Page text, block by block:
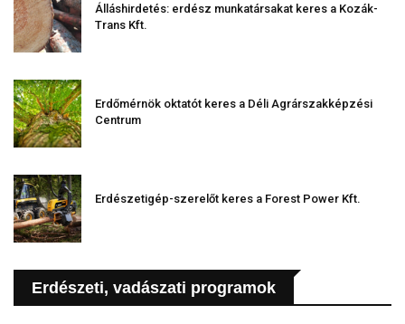
Álláshirdetés: erdész munkatársakat keres a Kozák-
Trans Kft.
Erdőmérnök oktatót keres a Déli Agrárszakképzési
Centrum
Erdészetigép-szerelőt keres a Forest Power Kft.
Erdészeti, vadászati programok